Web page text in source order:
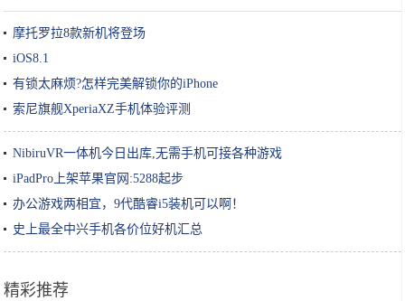
摩托罗拉8款新机将登场
iOS8.1
有锁太麻烦?怎样完美解锁你的iPhone
索尼旗舰XperiaXZ手机体验评测
NibiruVR一体机今日出库,无需手机可接各种游戏
iPadPro上架苹果官网:5288起步
办公游戏两相宜，9代酷睿i5装机可以啊！
史上最全中兴手机各价位好机汇总
精彩推荐